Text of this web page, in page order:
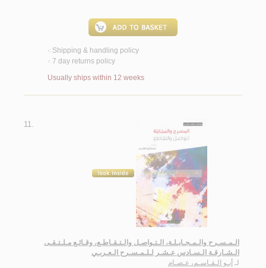
< Shipping & handling policy
< 7 day returns policy
Usually ships within 12 weeks
11.
الـمـسـرح والـمـجـايـلـة، الـتـواصـل والـتـقـاطـع، وقـائـع مـلـتـقـى
الـشـارقـة الـسـادس عـشـر لـلـمـسـرح الـعـربـي
لـ أبـو الـقـاسـم، عـصـام